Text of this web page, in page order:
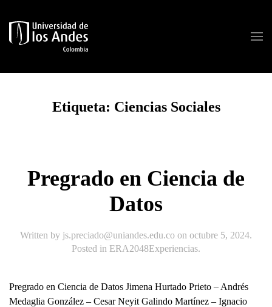
Skip to main content
Etiqueta: Ciencias Sociales
Pregrado en Ciencia de
Datos
Written by js.preciado@uniandes.edu.co on octubre 5, 2024.
Posted in ERA2048Experiencias.
Pregrado en Ciencia de Datos Jimena Hurtado Prieto – Andrés
Medaglia González – Cesar Neyit Galindo Martínez – Ignacio